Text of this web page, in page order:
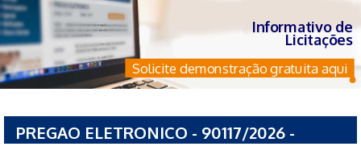
Informativo de
Licitações
Solicite demonstração gratuita aqui
PREGAO ELETRONICO - 90117/2026 -